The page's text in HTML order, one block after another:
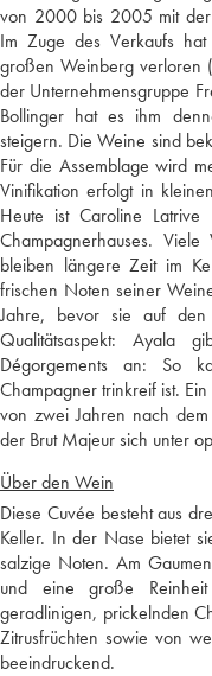
von 2000 bis 2005 mit der
Im Zuge des Verkaufs
großen Weinberg verloren
der Unternehmensgruppe
Bollinger hat es ihm
steigern. Die Weine sind
Für die Assemblage wird
Vinifikation erfolgt in
Heute ist Caroline Latrive
Champagnerhauses.
bleiben längere Zeit im
frischen Noten seiner
Jahre, bevor sie auf den
Qualitätsaspekt: Ayala
Dégorgements an: So
Champagner trinkreif ist.
von zwei Jahren nach
der Brut Majeur sich unter
Über den Wein
Diese Cuvée besteht aus
Keller. In der Nase bietet
salzige Noten. Am
und eine große
geradlinigen, prickelnden
Zitrusfrüchten sowie von
beeindruckend.